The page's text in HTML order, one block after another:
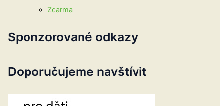
Zdarma
Sponzorované odkazy
Doporučujeme navštívit